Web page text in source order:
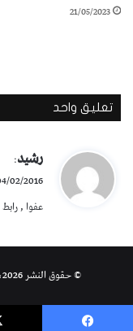
21/05/2023
تعليق واحد
ي
ق
ل
رشيد:
04/02/2016 الساعة
عفوا ,
© حقوق النشر 2026، جميع الحقوق محفوظة |